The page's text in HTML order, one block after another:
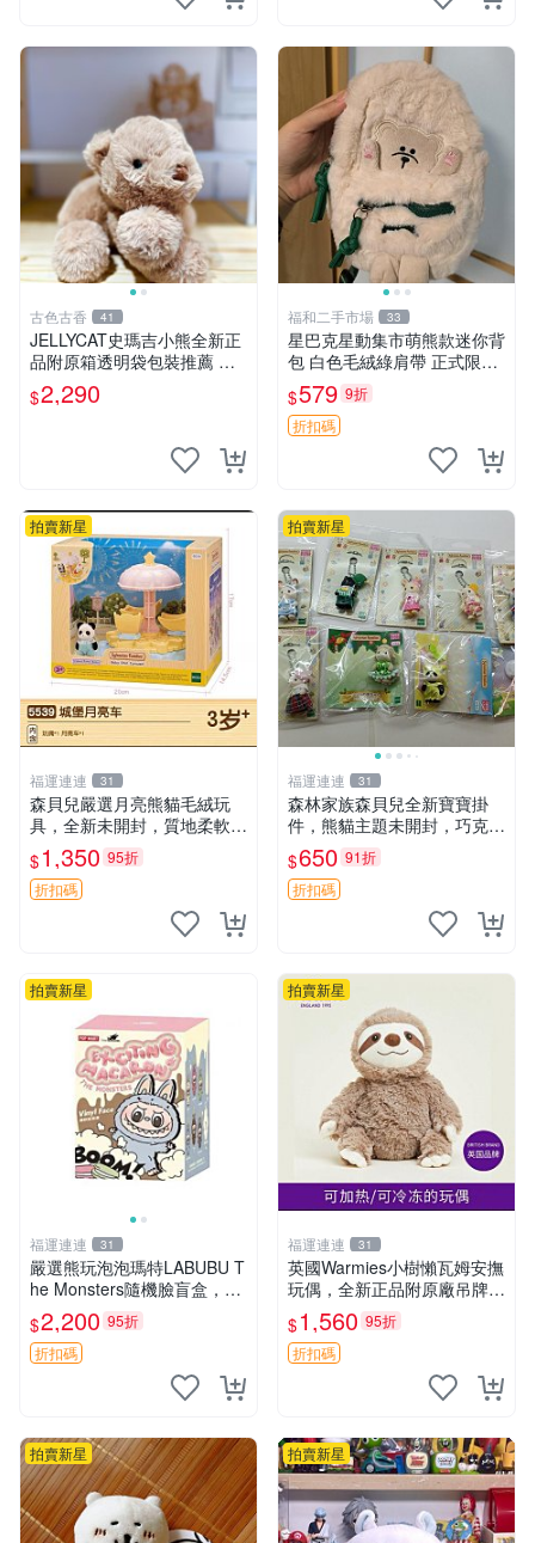
古色古香 41
JELLYCAT史瑪吉小熊全新正
品附原箱透明袋包裝推薦 透
明袋 包裝盒 史瑪吉小熊
$2,290
福和二手市場 33
星巴克星動集市萌熊款迷你背
包 白色毛絨綠肩帶 正式限量
版 新品 上市未拆封 尺寸約20
公分 超適合收藏 迷你背包 毛
絨玩具 背包配件
$579 9折
折扣碼
拍賣新星
福運連連 31
森貝兒嚴選月亮熊貓毛絨玩
具，全新未開封，質地柔軟適
合收藏 月亮熊貓 毛絨玩具 新
款 儲倉直銷
$1,350 95折
折扣碼
拍賣新星
福運連連 31
森林家族森貝兒全新寶寶掛
件，熊貓主題未開封，巧克力
兔牛奶兔郁金香兔貓吉娃娃嚴
選，適合收藏 熊貓 森林 寶寶
$650 91折
折扣碼
拍賣新星
福運連連 31
嚴選熊玩泡泡瑪特LABUBU T
he Monsters隨機臉盲盒，萌
趣馬卡龍設計 芝麻豆豆 LAB
UBU LABUBU THE MONST
ERS 橙色豆
$2,200 95折
折扣碼
拍賣新星
福運連連 31
英國Warmies小樹懶瓦姆安撫
玩偶，全新正品附原廠吊牌與
防塵袋，內藏薰衣草可加熱，
適合各個年齡層，冷暖兩用享
受抱抱樂趣，不容錯過嚴選好
$1,560 95折
折扣碼
拍賣新星 拍賣新星